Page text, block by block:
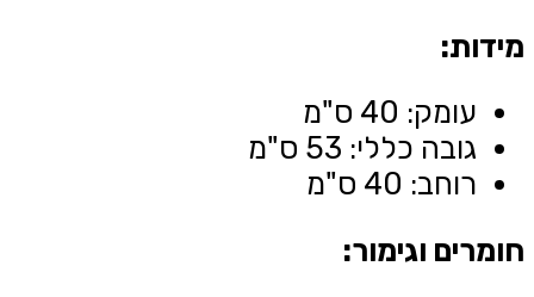
מידות:
עומק: 40 ס"מ
גובה כללי: 53 ס"מ
רוחב: 40 ס"מ
חומרים וגימור: